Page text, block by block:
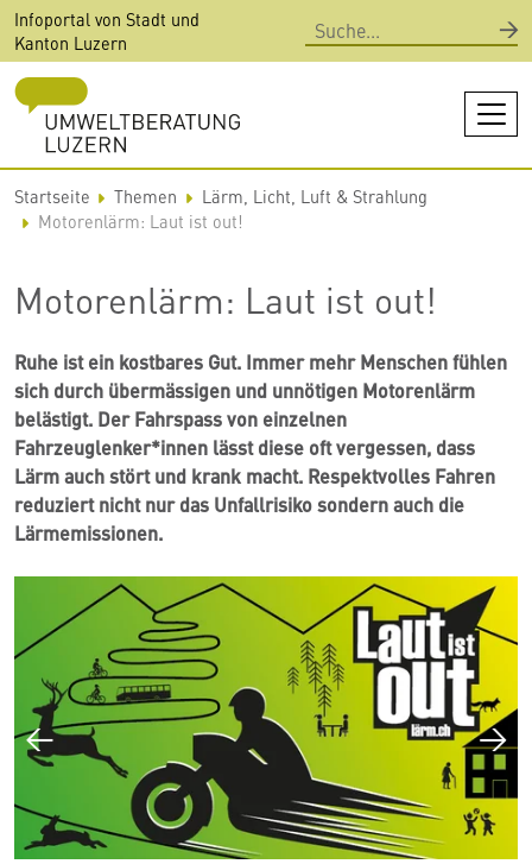
Direkt
zum
Inhalt
Infoportal von Stadt und
Kanton Luzern
Suche
Startseite Themen
Lärm, Licht, Luft & Strahlung
Motorenlärm: Laut ist out!
Motorenlärm: Laut ist out!
Ruhe ist ein kostbares Gut. Immer mehr Menschen fühlen
sich durch übermässigen und unnötigen Motorenlärm
belästigt. Der Fahrspass von einzelnen
Fahrzeuglenker*innen lässt diese oft vergessen, dass
Lärm auch stört und krank macht. Respektvolles Fahren
reduziert nicht nur das Unfallrisiko sondern auch die
Lärmemissionen.